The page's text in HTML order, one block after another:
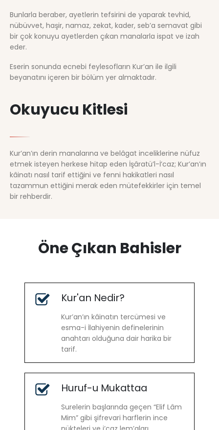
Bunlarla beraber, ayetlerin tefsirini de yaparak tevhid,
nübüvvet, haşir, namaz, zekat, kader, seb’a semavat gibi
bir çok konuyu ayetlerden çıkan manalarla ispat ve izah
eder.
Eserin sonunda ecnebi feylesofların Kur’an ile ilgili
beyanatını içeren bir bölüm yer almaktadır.
Okuyucu Kitlesi
Kur’an’ın derin manalarına ve belâgat inceliklerine nüfuz
etmek isteyen herkese hitap eden İşâratü’l-İ’caz; Kur’an’ın
kâinatı nasıl tarif ettiğini ve fenni hakikatleri nasıl
tazammun ettiğini merak eden mütefekkirler için temel
bir rehberdir.
Öne Çıkan Bahisler
Kur'an Nedir?
Kur’an’ın kâinatın tercümesi ve
esma-i İlahiyenin definelerinin
anahtarı olduğuna dair harika bir
tarif.
Huruf-u Mukattaa
Surelerin başlarında geçen “Elif Lâm
Mim” gibi şifrevari harflerin ince